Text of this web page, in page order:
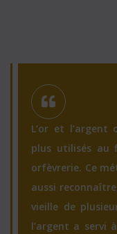
L’or et
plus utilisés au
orfèvrerie. Ce
aussi
vieille de
l’argent a servi